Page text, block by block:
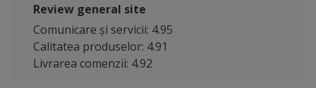
Review general site
Comunicare și servicii: 4.95
Calitatea produselor: 4.91
Livrarea comenzii: 4.92